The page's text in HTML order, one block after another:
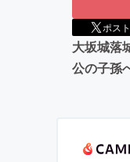
ポスト
大坂城落
公の子孫